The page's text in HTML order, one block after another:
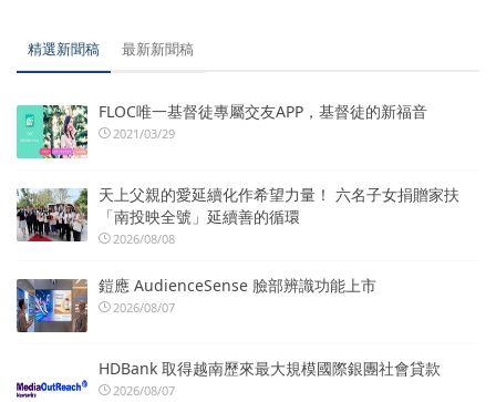
精選新聞稿 最新新聞稿
FLOC唯一基督徒專屬交友APP，基督徒的新福音
2021/03/29
天上父親的愛延續化作希望力量！ 六名子女捐贈家扶
「南投映全號」延續善的循環
2026/08/08
鎧應 AudienceSense 臉部辨識功能上市
2026/08/07
HDBank 取得越南歷來最大規模國際銀團社會貸款
2026/08/07